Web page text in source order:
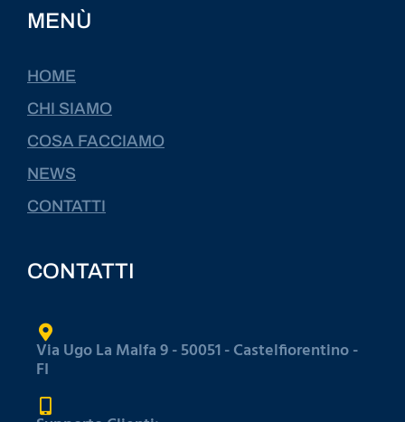
MENÙ
HOME
CHI SIAMO
COSA FACCIAMO
NEWS
CONTATTI
CONTATTI
Via Ugo La Malfa 9 - 50051 - Castelfiorentino -
FI